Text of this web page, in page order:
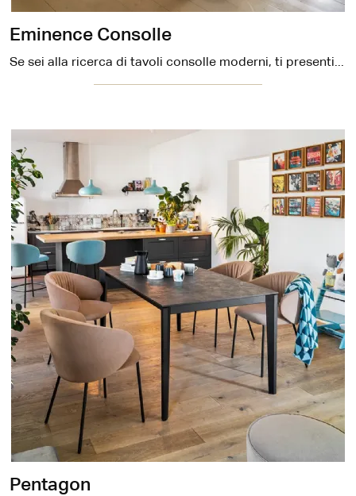
Eminence Consolle
Se sei alla ricerca di tavoli consolle moderni, ti presentiamo il modello da cucina in melaminico Eminence Consolle del marchio Connubia.
Pentagon